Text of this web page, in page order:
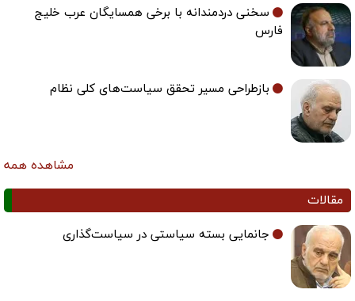
سخنی دردمندانه با برخی همسایگان عرب خلیج
فارس
بازطراحی مسیر تحقق سیاست‌های کلی نظام
مشاهده همه
مقالات
جانمایی بسته سیاستی در سیاست‌گذاری